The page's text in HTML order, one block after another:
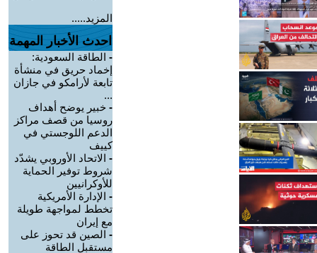
المزيد.....
احدث الأخبار المهمة
- الطاقة السعودية:
إخماد حريق في منشأة
تابعة لأرامكو في جازان
...
- خبير يوضح أهداف
روسيا من قصف مراكز
الدعم اللوجستي في
كييف
- الاتحاد الأوروبي يشدّد
شروط توفير الحماية
للأوكرانيين
- الإدارة الأمريكية
تخطط لمواجهة طويلة
مع إيران
- الصين قد تحوز على
مستقبل الطاقة